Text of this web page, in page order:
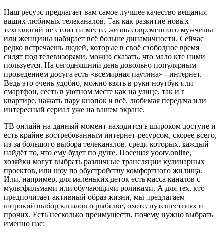
Наш ресурс предлагает вам самое лучшее качество вещания
ваших любимых телеканалов. Так как развитие новых
технологий не стоит на месте, жизнь современного мужчины
или женщины набирает всё больше динамичности. Сейчас
редко встречаешь людей, которые в своё свободное время
сидят под телевизорами, можно сказать, что мало кто ними
пользуется. На сегодняшний день довольно популярным
проведением досуга есть «всемирная паутина» - интернет.
Ведь это очень удобно, можно взять в руки ноутбук или
смартфон, сесть в уютном месте как на улице, так и в
квартире, нажать пару кнопок и всё, любимая передача или
интересный сериал уже на вашем экране.
ТВ онлайн на данный момент находится в широком доступе и
есть крайне востребованным интернет-ресурсом, скорее всего,
из-за большого выбора телеканалов, среди которых, каждый
найдёт то, что ему будет по душе. Посещая yootv.online,
хозяйки могут выбрать различные трансляции кулинарных
проектов, или шоу по обустройству комфортного жилища.
Или, например, для маленьких деток есть масса каналов с
мультфильмами или обучающими роликами. А для тех, кто
предпочитает активный образ жизни, мы предлагаем
широкий выбор каналов о рыбалке, охоте, путешествиях и
прочих. Есть несколько преимуществ, почему нужно выбрать
именно нас: